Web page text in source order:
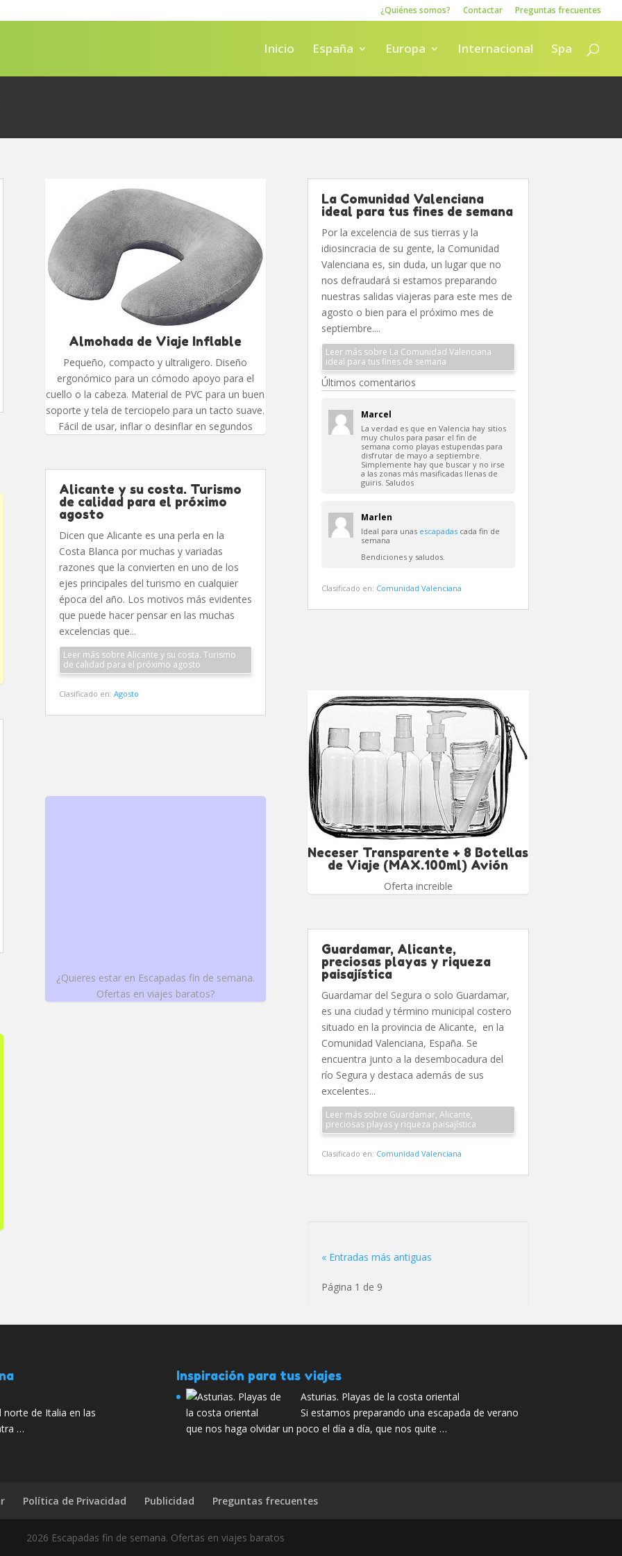
¿Quiénes somos? Contactar Preguntas frecuentes
Inicio España Europa Internacional Spa
Almohada de Viaje Inflable
Pequeño, compacto y ultraligero. Diseño
ergonómico para un cómodo apoyo para el
cuello o la cabeza. Material de PVC para un buen
soporte y tela de terciopelo para un tacto suave.
Fácil de usar, inflar o desinflar en segundos
Alicante y su costa. Turismo
de calidad para el próximo
agosto
Dicen que Alicante es una perla en la
Costa Blanca por muchas y variadas
razones que la convierten en uno de los
ejes principales del turismo en cualquier
época del año. Los motivos más evidentes
que puede hacer pensar en las muchas
excelencias que...
Leer más sobre Alicante y su costa. Turismo
de calidad para el próximo agosto
Clasificado en: Agosto
¿Quieres estar en Escapadas fin de semana.
Ofertas en viajes baratos?
La Comunidad Valenciana
ideal para tus fines de semana
Por la excelencia de sus tierras y la
idiosincracia de su gente, la Comunidad
Valenciana es, sin duda, un lugar que no
nos defraudará si estamos preparando
nuestras salidas viajeras para este mes de
agosto o bien para el próximo mes de
septiembre....
Leer más sobre La Comunidad Valenciana
ideal para tus fines de semana
Últimos comentarios
Marcel
La verdad es que en Valencia hay sitios
muy chulos para pasar el fin de
semana como playas estupendas para
disfrutar de mayo a septiembre.
Simplemente hay que buscar y no irse
a las zonas más masificadas llenas de
guiris. Saludos
Marlen
Ideal para unas escapadas cada fin de
semana
Bendiciones y saludos.
Clasificado en: Comunidad Valenciana
Neceser Transparente + 8 Botellas
de Viaje (MAX.100ml) Avión
Oferta increible
Guardamar, Alicante,
preciosas playas y riqueza
paisajística
Guardamar del Segura o solo Guardamar,
es una ciudad y término municipal costero
situado en la provincia de Alicante, en la
Comunidad Valenciana, España. Se
encuentra junto a la desembocadura del
río Segura y destaca además de sus
excelentes...
Leer más sobre Guardamar, Alicante,
preciosas playas y riqueza paisajística
Clasificado en: Comunidad Valenciana
« Entradas más antiguas
Página 1 de 9
norte de Italia en las
…
Inspiración para tus viajes
Asturias. Playas de la costa oriental
Si estamos preparando una escapada de verano
que nos haga olvidar un poco el día a día, que nos quite …
Política de Privacidad Publicidad Preguntas frecuentes
2026 Escapadas fin de semana. Ofertas en viajes baratos